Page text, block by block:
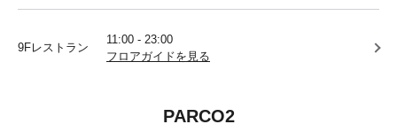
9Fレストラン
11:00 - 23:00
フロアガイドを見る
PARCO2